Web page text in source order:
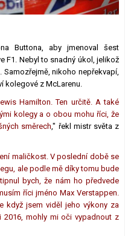
Buttona, aby jmenoval šest
F1. Nebyl to snadný úkol, jelikož
nikoho nepřekvapí,
kolegové z McLarenu.
Hamilton. Ten určitě. A také
kolegy a o obou mohu říci, že
směrech," řekl mistr světa z
maličkost. V poslední době se
ale podle mě díky tomu bude
bych, že nám ho předvede
říci jméno Max Verstappen.
když jsem viděl jeho výkony za
2016, mohly mi oči vypadnout z